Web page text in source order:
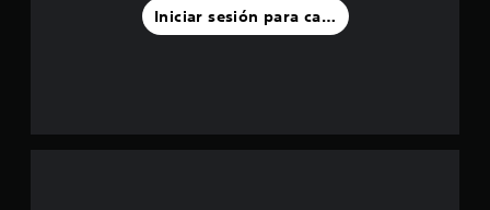
Iniciar sesión para calificar